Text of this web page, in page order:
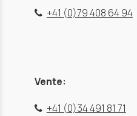
+41 (0)79 408 64 94
Vente:
+41 (0)34 491 81 71